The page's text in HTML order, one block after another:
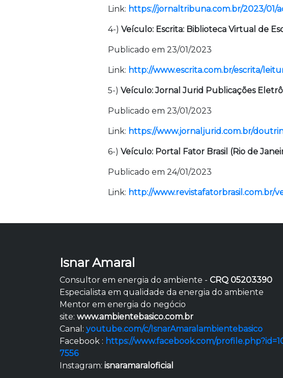
Link: https://jornaltribuna.com.br/2023/01/
4-) Veículo: Escrita: Biblioteca Virtual de
Publicado em 23/01/2023
Link: http://www.escrita.com.br/escrita/
5-) Veículo: Jornal Jurid Publicações
Publicado em 23/01/2023
Link: https://www.jornaljurid.com.br/
6-) Veículo: Portal Fator Brasil (Rio de
Publicado em 24/01/2023
Link: http://www.revistafatorbrasil.com.br/
Isnar Amaral
Consultor em energia do ambiente - CRQ 05203390
Especialista em qualidade da energia do ambiente
Mentor em energia do negócio
site: www.ambientebasico.com.br
Canal: youtube.com/c/IsnarAmaralambientebasico
Facebook : https://www.facebook.com/
7556
Instagram: isnaramaraloficial